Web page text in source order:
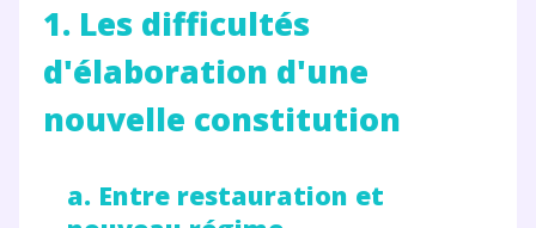
1. Les difficultés
d'élaboration d'une
nouvelle constitution
a. Entre restauration et